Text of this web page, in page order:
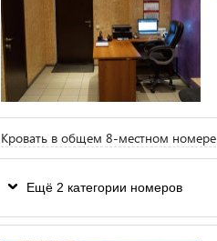
Кровать в общем 8-местном номере
Ещё 2 категории номеров